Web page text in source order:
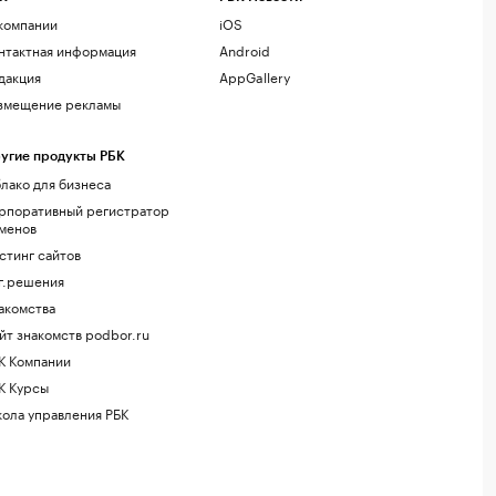
информация
рекламы
продукты РБК
для бизнеса
регистратор
сайтов
знакомств podbor.ru
Компании
Курсы
управления РБК
iOS
Android
AppGallery